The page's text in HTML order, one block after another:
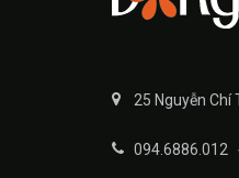
25 Nguyễn Chí
094.6886.012